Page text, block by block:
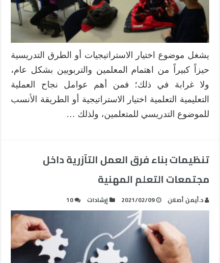
يشغل موضوع اختيار الاستراتيجيات أو الطرق التدريسية
حيزاً كبيراً من اهتمام المعلمين والتربويين بشكل عام،
ولا غرابة في ذلك؛ فمن أهم عوامل نجاح العملية
التعليمية التعلمية اختيار الاستراتيجية أو الطريقة الأنسب
للموضوع التدريسي للمتعلمين، ولذلك …
تنظيمات بناء فرق العمل التآزرية داخل
مجتمعات التعلم المهنية
د.أيمن أصلان 2021/02/09 إرشادات 10